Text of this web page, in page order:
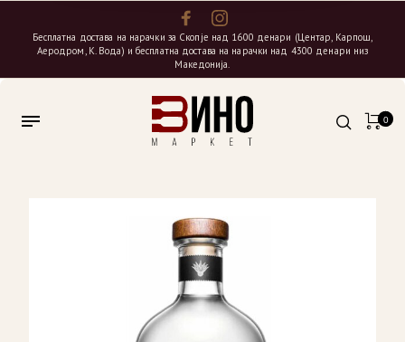
Бесплатна достава на нарачки за Скопје над 1600 денари (Центар, Карпош,
Аеродром, К. Вода) и бесплатна достава на нарачки над 4300 денари низ
Македонија.
0